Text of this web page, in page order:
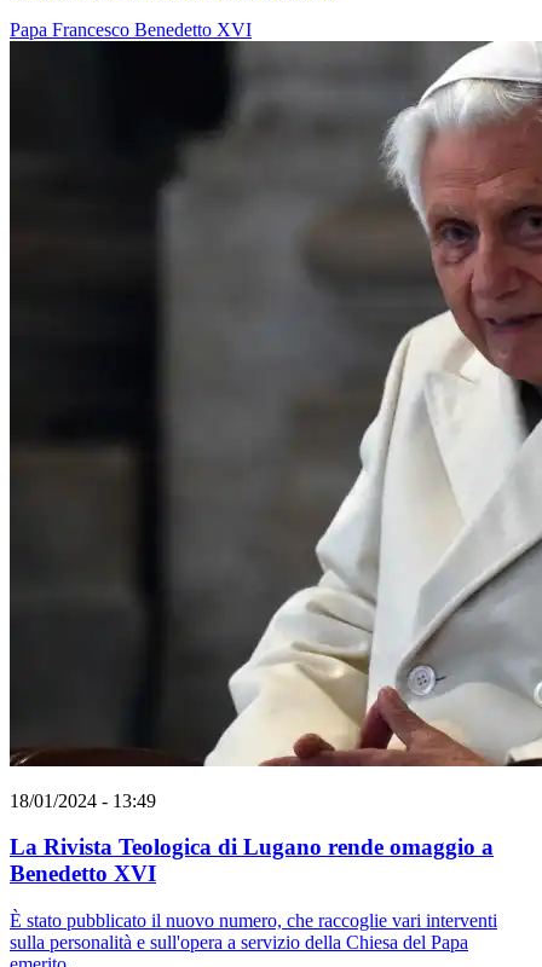
Papa Francesco Benedetto XVI
18/01/2024 - 13:49
La Rivista Teologica di Lugano rende omaggio a
Benedetto XVI
È stato pubblicato il nuovo numero, che raccoglie vari interventi
sulla personalità e sull'opera a servizio della Chiesa del Papa